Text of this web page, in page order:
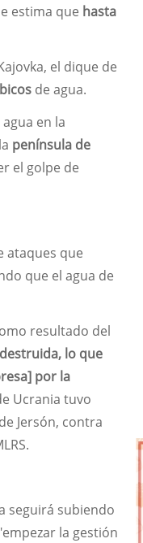
estima que hasta
el dique de
de agua.
en la
península de
el golpe de
ataques que
que el agua de
resultado del
lo que
por la
Ucrania tuvo
Jersón, contra
seguirá subiendo
la gestión